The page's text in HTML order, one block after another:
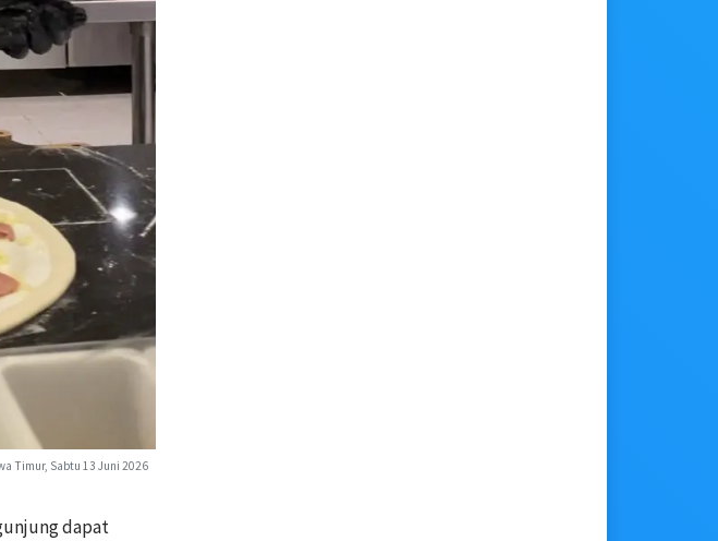
Timur, Sabtu 13 Juni 2026
dapat